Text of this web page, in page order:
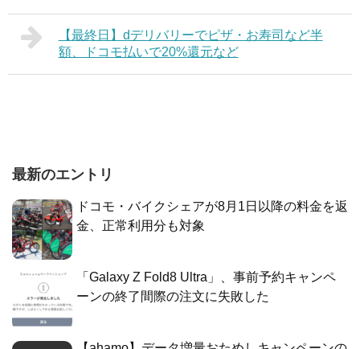
【最終日】dデリバリーでピザ・お寿司など半
額、ドコモ払いで20%還元など
最新のエントリ
ドコモ・バイクシェアが8月1日以降の料金を返
金、正常利用分も対象
「Galaxy Z Fold8 Ultra」、事前予約キャンペ
ーンの終了間際の注文に失敗した